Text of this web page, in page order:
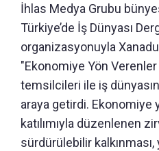
İhlas Medya Grubu
Türkiye’de İş Dünyası
organizasyonuyla
"Ekonomiye Yön
temsilcileri ile iş
araya getirdi. Ekonomiye
katılımıyla düzenlenen
sürdürülebilir kalkınması,